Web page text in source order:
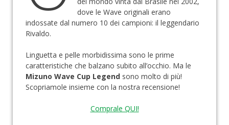
dove le Wave originali erano
indossate dal numero 10 dei campioni: il leggendario
Rivaldo.
Linguetta e pelle morbidissima sono le prime
caratteristiche che balzano subito all’occhio. Ma le
Mizuno Wave Cup Legend sono molto di più!
Scopriamole insieme con la nostra recensione!
Comprale QUI!